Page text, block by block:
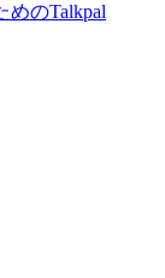
めのTalkpal